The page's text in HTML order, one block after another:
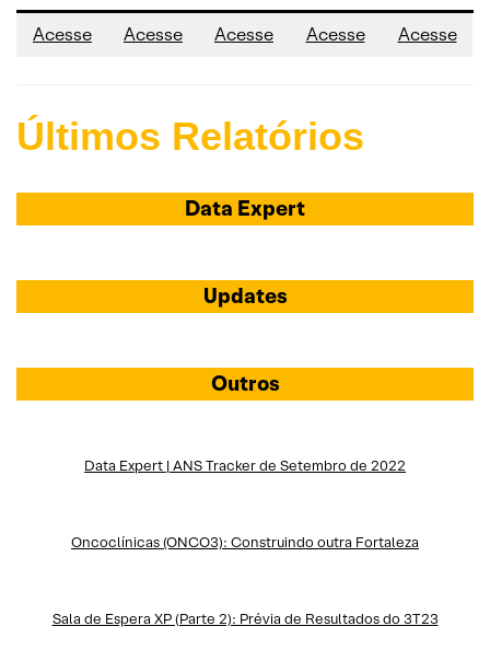
Acesse Acesse Acesse Acesse Acesse
Últimos Relatórios
Data Expert
Updates
Outros
Data Expert | ANS Tracker de Setembro de 2022
Oncoclínicas (ONCO3): Construindo outra Fortaleza
Sala de Espera XP (Parte 2): Prévia de Resultados do 3T23